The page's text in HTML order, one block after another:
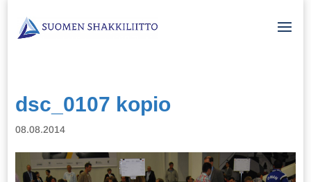
dsc_0107 kopio
08.08.2014